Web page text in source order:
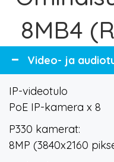
8MB4
Video- ja
IP-videotulo
PoE IP-kamera x 8
P330 kamerat:
8MP (3840x2160